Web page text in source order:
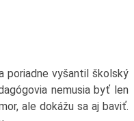
poriadne vyšantil školský
nemusia byť len
ale dokážu sa aj baviť.